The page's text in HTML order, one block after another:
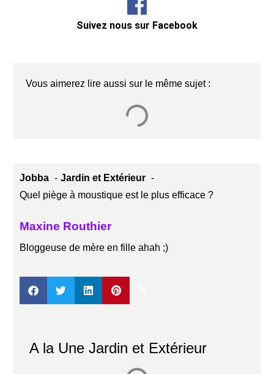
Suivez nous sur Facebook
Vous aimerez lire aussi sur le même sujet :
Jobba
Jardin et Extérieur
Quel piège à moustique est le plus efficace ?
Maxine Routhier
Bloggeuse de mère en fille ahah ;)
A la Une Jardin et Extérieur